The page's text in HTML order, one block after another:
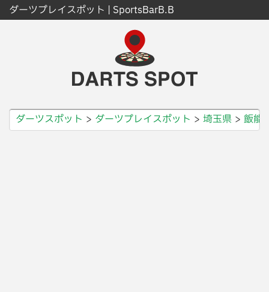
ダーツプレイスポット | SportsBarB.B
ダーツスポット ダーツプレイスポット 埼玉県 飯能